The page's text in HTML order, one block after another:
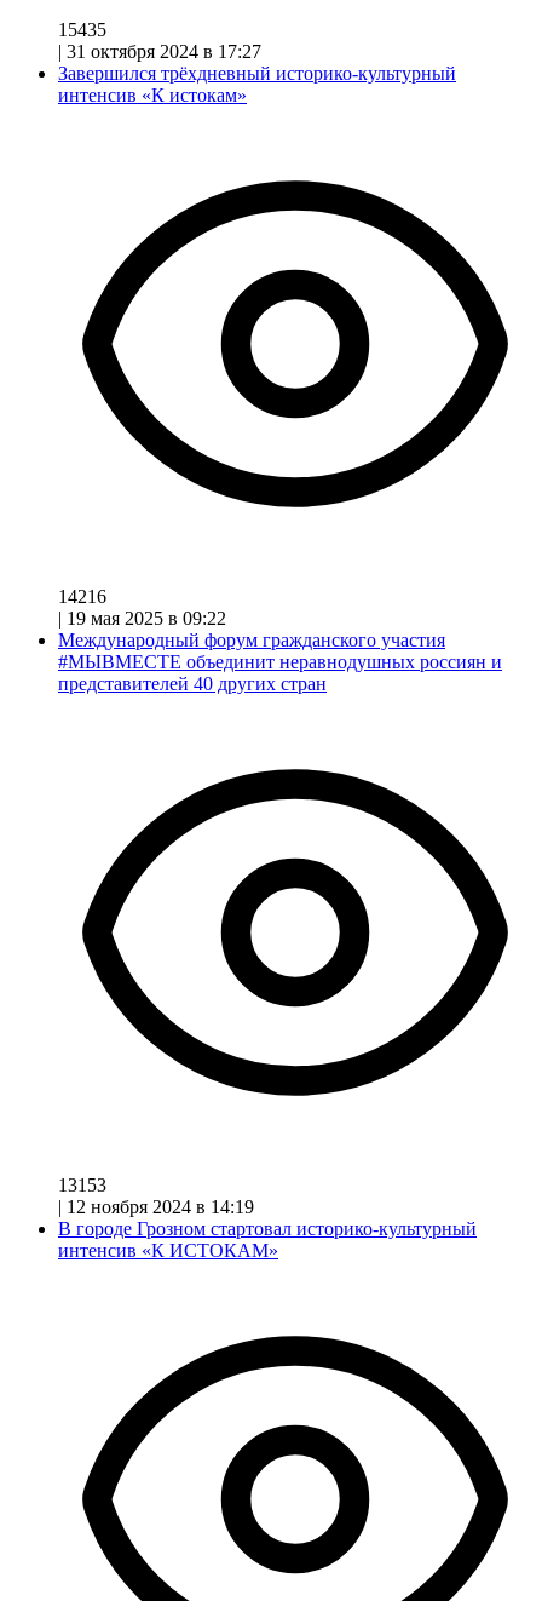
15435
| 31 октября 2024 в 17:27
Завершился трёхдневный историко-культурный
интенсив «К истокам»
14216
| 19 мая 2025 в 09:22
Международный форум гражданского участия
#МЫВМЕСТЕ объединит неравнодушных россиян и
представителей 40 других стран
13153
| 12 ноября 2024 в 14:19
В городе Грозном стартовал историко-культурный
интенсив «К ИСТОКАМ»